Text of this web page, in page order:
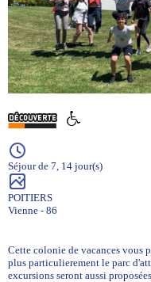
Séjour de 7, 14 jour(s)
POITIERS
Vienne - 86
Cette colonie de vacances vous
plus particulierement le parc
excursions seront aussi proposées.